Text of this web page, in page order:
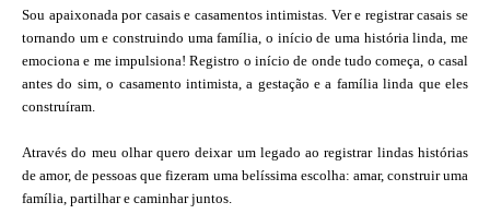
Sou apaixonada por casais e casamentos intimistas. Ver e registrar casais se
tornando um e construindo uma família, o início de uma história linda, me
emociona e me impulsiona! Registro o início de onde tudo começa, o casal
antes do sim, o casamento intimista, a gestação e a família linda que eles
construíram.
Através do meu olhar quero deixar um legado ao registrar lindas histórias
de amor, de pessoas que fizeram uma belíssima escolha: amar, construir uma
família, partilhar e caminhar juntos.